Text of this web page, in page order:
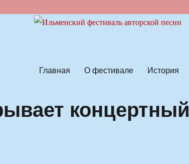
Главная О фестивале История
концертный